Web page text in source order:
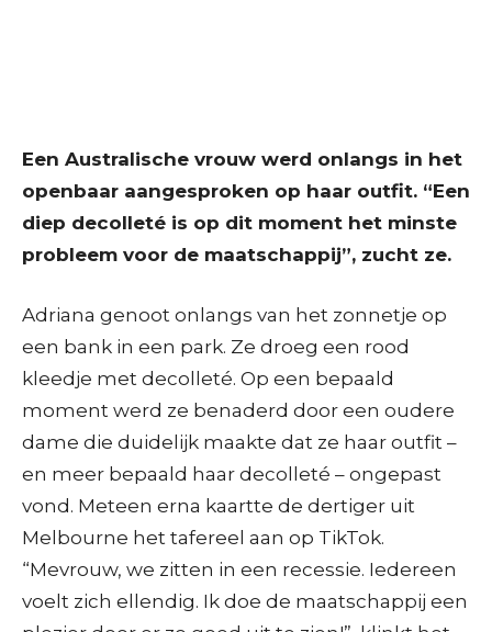
Een Australische vrouw werd onlangs in het
openbaar aangesproken op haar outfit. “Een
diep decolleté is op dit moment het minste
probleem voor de maatschappij”, zucht ze.
Adriana genoot onlangs van het zonnetje op
een bank in een park. Ze droeg een rood
kleedje met decolleté. Op een bepaald
moment werd ze benaderd door een oudere
dame die duidelijk maakte dat ze haar outfit –
en meer bepaald haar decolleté – ongepast
vond. Meteen erna kaartte de dertiger uit
Melbourne het tafereel aan op TikTok.
“Mevrouw, we zitten in een recessie. Iedereen
voelt zich ellendig. Ik doe de maatschappij een